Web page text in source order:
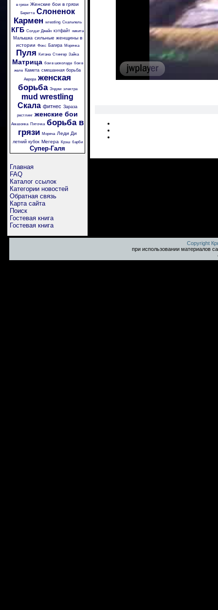
в грязи Женские бои в грязи
Беретта Слоненок
Кармен wrestling Скальпель
КГБ Солдат Джейн кэтфайт никита
Малышка сильные женщины в
истории Фокс Багира Морячка
Пуля Китана Стингер Зайка
Матрица бои в шоколаде бои в
желе Камета смешанная борьба
Аврора женская
борьба Энджи электра
mud wrestling
Скала фитнес Зараза
рестлинг женские бои
Амазонка Пяточка борьба в
грязи Моряча Леди Ди
летний кубок Мегера Крэш барби
Супер-Галя
Главная
FAQ
Каталог ссылок
Категории новостей
Обратная связь
Карта сайта
Поиск
Гостевая книга
Гостевая книга
Copyright
при использовании материалов